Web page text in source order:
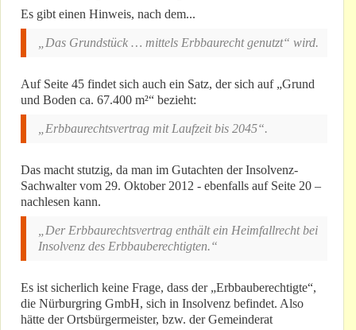
Es gibt einen Hinweis, nach dem...
„Das Grundstück … mittels Erbbaurecht genutzt“ wird.
Auf Seite 45 findet sich auch ein Satz, der sich auf „Grund
und Boden ca. 67.400 m²“ bezieht:
„Erbbaurechtsvertrag mit Laufzeit bis 2045“.
Das macht stutzig, da man im Gutachten der Insolvenz-
Sachwalter vom 29. Oktober 2012 - ebenfalls auf Seite 20 –
nachlesen kann.
„Der Erbbaurechtsvertrag enthält ein Heimfallrecht bei
Insolvenz des Erbbauberechtigten.“
Es ist sicherlich keine Frage, dass der „Erbbauberechtigte“,
die Nürburgring GmbH, sich in Insolvenz befindet. Also
hätte der Ortsbürgermeister, bzw. der Gemeinderat